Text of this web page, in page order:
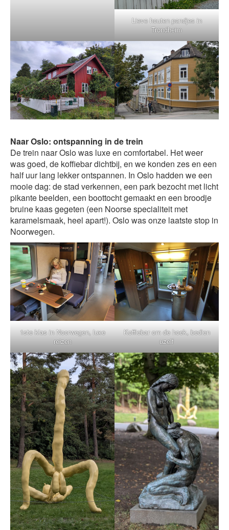
Lieve houten pandjes in
Trondheim
Naar Oslo: ontspanning in de trein
De trein naar Oslo was luxe en comfortabel. Het weer
was goed, de koffiebar dichtbij, en we konden zes en een
half uur lang lekker ontspannen. In Oslo hadden we een
mooie dag: de stad verkennen, een park bezocht met licht
pikante beelden, een boottocht gemaakt en een broodje
bruine kaas gegeten (een Noorse specialiteit met
karamelsmaak, heel apart!). Oslo was onze laatste stop in
Noorwegen.
1ste klas in Noorwegen, luxe
reizen
Koffiebar om de hoek, bedien
uzelf